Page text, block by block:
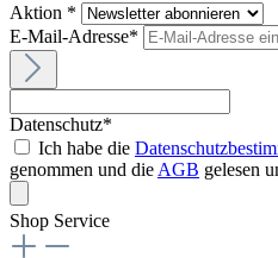
Aktion *
E-Mail-Adresse*
Datenschutz*
Ich habe die
genommen und die AGB gelesen
Shop Service